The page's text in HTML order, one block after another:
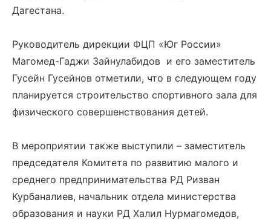
Дагестана.
Руководитель дирекции ФЦП «Юг России»
Магомед-Гаджи Зайнулабидов и его заместитель
Гусейн Гусейнов отметили, что в следующем году
планируется строительство спортивного зала для
физического совершенствования детей.
В мероприятии также выступили – заместитель
председателя Комитета по развитию малого и
среднего предпринимательства РД Ризван
Курбаналиев, начальник отдела министерства
образования и науки РД Халил Нурмагомедов,